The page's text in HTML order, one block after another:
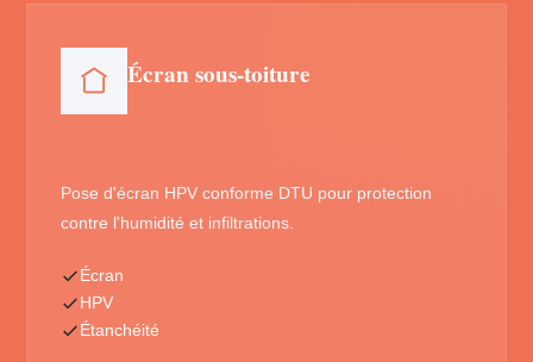
Écran sous-toiture
Pose d'écran HPV conforme DTU pour protection
contre l'humidité et infiltrations.
Écran
HPV
Étanchéité